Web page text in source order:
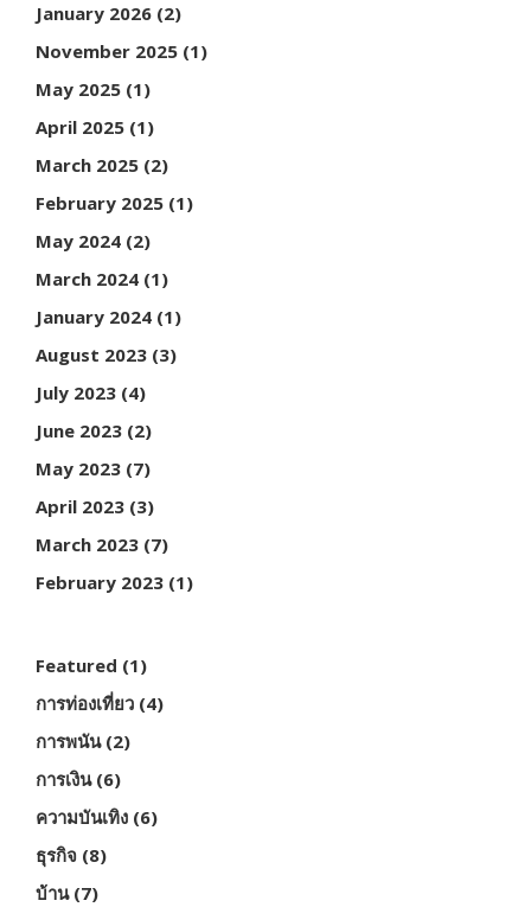
January 2026 (2)
November 2025 (1)
May 2025 (1)
April 2025 (1)
March 2025 (2)
February 2025 (1)
May 2024 (2)
March 2024 (1)
January 2024 (1)
August 2023 (3)
July 2023 (4)
June 2023 (2)
May 2023 (7)
April 2023 (3)
March 2023 (7)
February 2023 (1)
Featured (1)
การท่องเที่ยว (4)
การพนัน(2)
การเงิน(6)
ความบันเทิง (6)
ธุรกิจ (8)
บ้าน(7)